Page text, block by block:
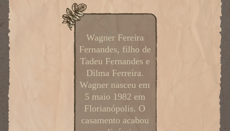
Wagner Fereira
Fernandes, filho de
Tadeu Fernandes e
Dilma Ferreira.
Wagner nasceu em
5 maio 1982 em
Florianópolis. O
casamento acabou